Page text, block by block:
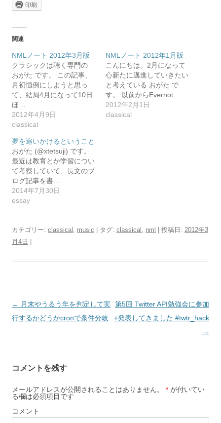
印刷
関連
NMLノート 2012年3月版
クラシックは聴く専門の
おがた です。 この記事、
月初恒例にしようと思っ
て、結局4月になって10日
ほ…
2012年4月9日
classical
NMLノート 2012年1月版
こんにちは。2月になって
心新たに邁進していきたい
と考えている おがた で
す。 以前からEvernot…
2012年2月1日
classical
夢を追いかけるということ
おがた (@xtetsuji) です。
最近は教育とか学習につい
て考察していて、長文のブ
ログ記事を書…
2014年7月30日
essay
カテゴリー: classical , music | タグ: classical , nml | 投稿日: 2012年3
月4日
投
稿
ー
シ
ョ
ン
← 月末やうるう年を判定して実
行するかどうかcronで条件分岐
第5回 Twitter API勉強会に参加
+発表してきました #twtr_hack
→
コメントを残す
メールアドレスが公開されることはありません。 * が付いてい
る欄は必須項目です
コメント